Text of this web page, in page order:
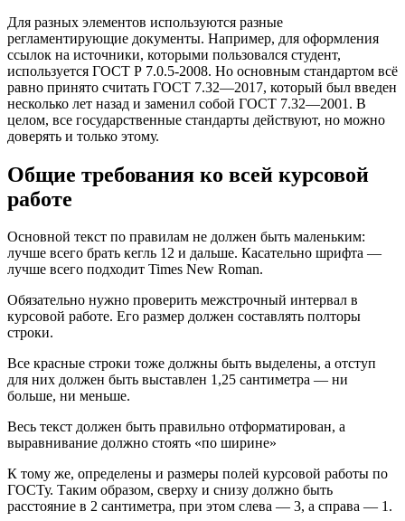
Для разных элементов используются разные
регламентирующие документы. Например, для оформления
ссылок на источники, которыми пользовался студент,
используется ГОСТ Р 7.0.5-2008. Но основным стандартом всё
равно принято считать ГОСТ 7.32—2017, который был введен
несколько лет назад и заменил собой ГОСТ 7.32—2001. В
целом, все государственные стандарты действуют, но можно
доверять и только этому.
Общие требования ко всей курсовой
работе
Основной текст по правилам не должен быть маленьким:
лучше всего брать кегль 12 и дальше. Касательно шрифта —
лучше всего подходит Times New Roman.
Обязательно нужно проверить межстрочный интервал в
курсовой работе. Его размер должен составлять полторы
строки.
Все красные строки тоже должны быть выделены, а отступ
для них должен быть выставлен 1,25 сантиметра — ни
больше, ни меньше.
Весь текст должен быть правильно отформатирован, а
выравнивание должно стоять «по ширине»
К тому же, определены и размеры полей курсовой работы по
ГОСТу. Таким образом, сверху и снизу должно быть
расстояние в 2 сантиметра, при этом слева — 3, а справа — 1.